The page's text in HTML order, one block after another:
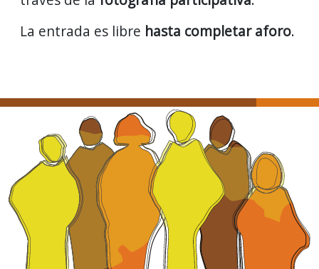
La entrada es libre hasta completar aforo.